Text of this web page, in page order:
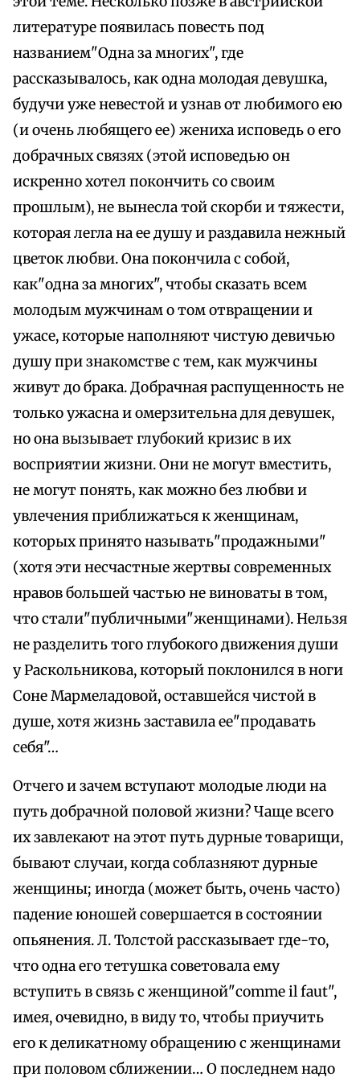
литературе появилась повесть под
названием"Одна за многих", где
рассказывалось, как одна молодая девушка,
будучи уже невестой и узнав от любимого ею
(и очень любящего ее) жениха исповедь о его
добрачных связях (этой исповедью он
искренно хотел покончить со своим
прошлым), не вынесла той скорби и тяжести,
которая легла на ее душу и раздавила нежный
цветок любви. Она покончила с собой,
как"одна за многих", чтобы сказать всем
молодым мужчинам о том отвращении и
ужасе, которые наполняют чистую девичью
душу при знакомстве с тем, как мужчины
живут до брака. Добрачная распущенность не
только ужасна и омерзительна для девушек,
но она вызывает глубокий кризис в их
восприятии жизни. Они не могут вместить,
не могут понять, как можно без любви и
увлечения приближаться к женщинам,
которых принято называть"продажными"
(хотя эти несчастные жертвы современных
нравов большей частью не виноваты в том,
что стали"публичными"женщинами). Нельзя
не разделить того глубокого движения души
у Раскольникова, который поклонился в ноги
Соне Мармеладовой, оставшейся чистой в
душе, хотя жизнь заставила ее"продавать
себя"…
Отчего и зачем вступают молодые люди на
путь добрачной половой жизни? Чаще всего
их завлекают на этот путь дурные товарищи,
бывают случаи, когда соблазняют дурные
женщины; иногда (может быть, очень часто)
падение юношей совершается в состоянии
опьянения. Л. Толстой рассказывает где-то,
что одна его тетушка советовала ему
вступить в связь с женщиной"comme il faut",
имея, очевидно, в виду то, чтобы приучить
его к деликатному обращению с женщинами
при половом сближении… О последнем надо